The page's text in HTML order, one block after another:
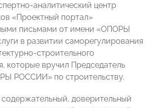
аналитический центр
«Проектный портал»
письмами от имени «ОПОРЫ
в развитии саморегулирования
строительного
которые вручил Председатель
РОССИИ» по строительству.
доверительный